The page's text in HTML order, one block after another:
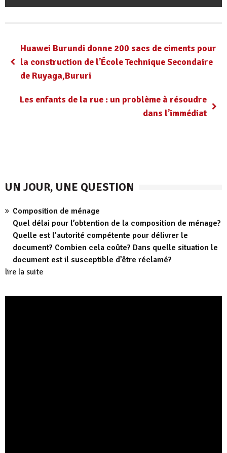
Huawei Burundi donne 200 sacs de ciments pour
la construction de l’École Technique Secondaire
de Ruyaga,Bururi
Les enfants de la rue : un problème à résoudre
dans l’immédiat
UN JOUR, UNE QUESTION
Composition de ménage
Quel délai pour l’obtention de la composition de ménage?
Quelle est l’autorité compétente pour délivrer le
document? Combien cela coûte? Dans quelle situation le
document est il susceptible d’être réclamé?
lire la suite